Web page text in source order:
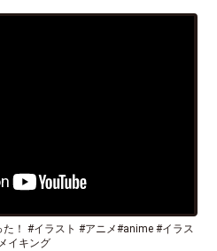
！ #イラスト #アニメ#anime #イラス
イキング